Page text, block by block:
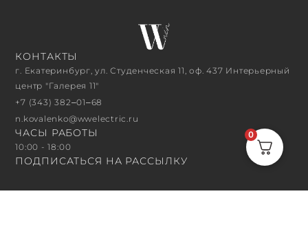
КОНТАКТЫ
г. Екатеринбург, ул. Студенческая 11, оф. 437 Интерьерный
центр "Галерея 11"
+7 (343) 382‒01‒68
n.kovalenko@wwelectric.ru
ЧАСЫ РАБОТЫ
10:00 - 18:00
ПОДПИСАТЬСЯ НА РАССЫЛКУ
0